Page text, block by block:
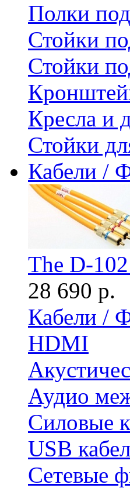
Полки
Стойки
Стойки
Кресла и
Стойки
Кабели /
The D-
28 690 р.
Кабели /
HDMI
Аудио
Силовые
USB
Сетевые